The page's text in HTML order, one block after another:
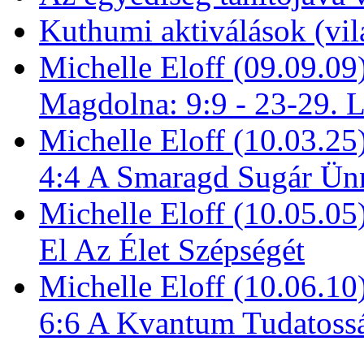
Kuthumi aktiválások
Michelle Eloff
Magdolna: 9:9 - 23-29.
Michelle Eloff
4:4 A Smaragd Sugár
Michelle Eloff
El Az Élet Szépségét
Michelle Eloff
6:6 A Kvantum